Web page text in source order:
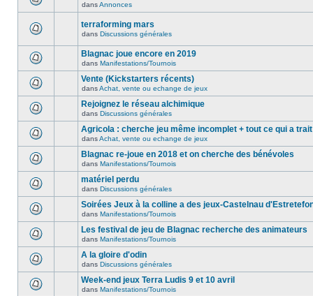
dansAnnonces
terraforming mars
dans Discussions générales
Blagnac joue encore en 2019
dans Manifestations/Tournois
Vente (Kickstarters récents)
dansAchat, vente ou echange de jeux
Rejoignez le réseau alchimique
dans Discussions générales
Agricola : cherche jeu même incomplet + tout ce qui a trait
dansAchat, vente ou echange de jeux
Blagnac re-joue en 2018 et on cherche des bénévoles
dans Manifestations/Tournois
matériel perdu
dans Discussions générales
Soirées Jeux à la colline a des jeux-Castelnau
dans Manifestations/Tournois
Les festival de jeu de Blagnac recherche des animateurs
dans Manifestations/Tournois
A la gloire d'odin
dans Discussions générales
Week-end jeux Terra Ludis 9 et 10 avril
dans Manifestations/Tournois